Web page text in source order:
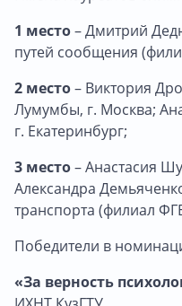
1 место– Дмитрий
путей сообщения
2 место– Виктория
Лумумбы, г. Москва;
г. Екатеринбург;
3 место– Анастасия
Александра
транспорта (филиал
Победители в
«За верность